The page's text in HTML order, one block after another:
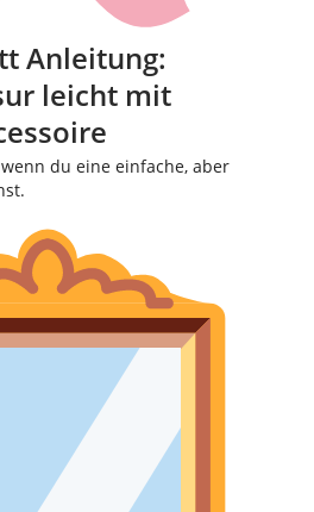
Anleitung:
leicht mit
du eine einfache, aber